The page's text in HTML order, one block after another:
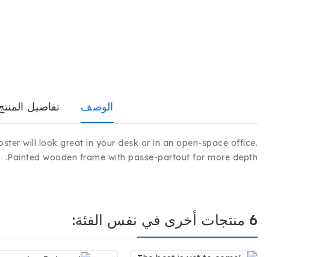
الوصف تفاصيل
will look great in your desk or in an open-space office.
Painted wooden frame with passe-partout for more depth.
6 منتجات أخرى في نفس الفئة: